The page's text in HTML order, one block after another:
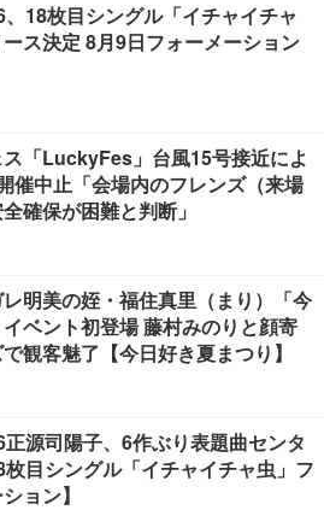
、18枚目シングル「イチャイチャ
ス決定 8月9日フォーメーション
「LuckyFes」台風15号接近によ
催中止「会場内のフレンズ（来場
確保が困難と判断」
明美の姪・福住真里（まり）「今
ベント初登場 藤村みのりと顔寄
観客魅了【今日好き夏まつり】
正源司陽子、6作ぶり表題曲センタ
枚目シングル「イチャイチャ虫」フ
ョン】